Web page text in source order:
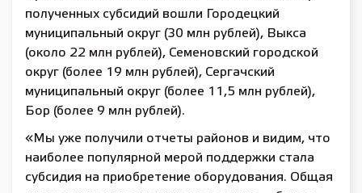
полученных субсидий вошли Городецкий
муниципальный округ (30 млн рублей), Выкса
(около 22 млн рублей), Семеновский городской
округ (более 19 млн рублей), Сергачский
муниципальный округ (более 11,5 млн рублей),
Бор (более 9 млн рублей).
«Мы уже получили отчеты районов и видим, что
наиболее популярной мерой поддержки стала
субсидия на приобретение оборудования. Общая